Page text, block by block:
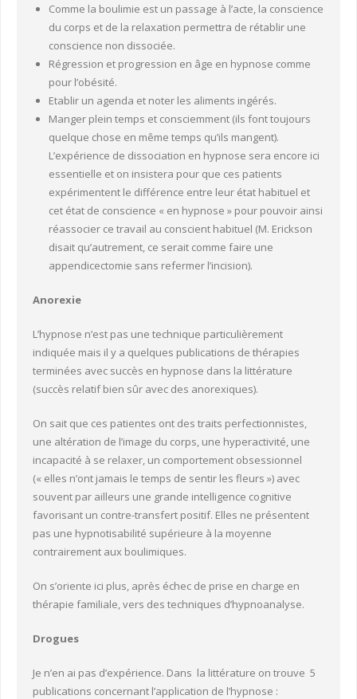
Comme la boulimie est un passage à l’acte, la conscience
du corps et de la relaxation permettra de rétablir une
conscience non dissociée.
Régression et progression en âge en hypnose comme
pour l’obésité.
Etablir un agenda et noter les aliments ingérés.
Manger plein temps et consciemment (ils font toujours
quelque chose en même temps qu’ils mangent).
L’expérience de dissociation en hypnose sera encore ici
essentielle et on insistera pour que ces patients
expérimentent le différence entre leur état habituel et
cet état de conscience « en hypnose » pour pouvoir ainsi
réassocier ce travail au conscient habituel (M. Erickson
disait qu’autrement, ce serait comme faire une
appendicectomie sans refermer l’incision).
Anorexie
L’hypnose n’est pas une technique particulièrement
indiquée mais il y a quelques publications de thérapies
terminées avec succès en hypnose dans la littérature
(succès relatif bien sûr avec des anorexiques).
On sait que ces patientes ont des traits perfectionnistes,
une altération de l’image du corps, une hyperactivité, une
incapacité à se relaxer, un comportement obsessionnel
(« elles n’ont jamais le temps de sentir les fleurs ») avec
souvent par ailleurs une grande intelligence cognitive
favorisant un contre-transfert positif. Elles ne présentent
pas une hypnotisabilité supérieure à la moyenne
contrairement aux boulimiques.
On s’oriente ici plus, après échec de prise en charge en
thérapie familiale, vers des techniques d’hypnoanalyse.
Drogues
Je n’en ai pas d’expérience. Dans la littérature on trouve 5
publications concernant l’application de l’hypnose :